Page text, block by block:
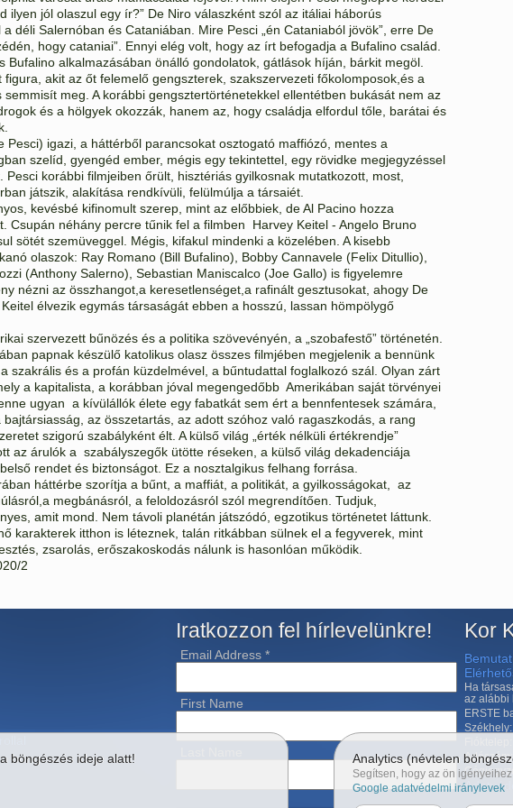
ilyen jól olaszul egy ír?” De Niro válaszként szól az itáliai háborús
déli Salernóban és Cataniában. Mire Pesci „én Cataniaból jövök”, erre De
hogy cataniai”. Ennyi elég volt, hogy az írt befogadja a Bufalino család.
Bufalino alkalmazásában önálló gondolatok, gátlások híján, bárkit megöl.
figura, akit az őt felemelő gengszterek, szakszervezeti főkolomposok,és a
semmisít meg. A korábbi gengsztertörténetekkel ellentétben bukását nem az
és a hölgyek okozzák, hanem az, hogy családja elfordul tőle, barátai és
Pesci) igazi, a háttérből parancsokat osztogató maffiózó, mentes a
szelíd, gyengéd ember, mégis egy tekintettel, egy rövidke megjegyzéssel
Pesci korábbi filmjeiben őrült, hisztériás gyilkosnak mutatkozott, most,
játszik, alakítása rendkívüli, felülmúlja a társaiét.
kevésbé kifinomult szerep, mint az előbbiek, de Al Pacino hozza
Csupán néhány percre tűnik fel a filmben Harvey Keitel - Angelo Bruno
sötét szemüveggel. Mégis, kifakul mindenki a közelében. A kisebb
olaszok: Ray Romano (Bill Bufalino), Bobby Cannavele (Felix Ditullio),
(Anthony Salerno), Sebastian Maniscalco (Joe Gallo) is figyelemre
nézni az összhangot,a keresetlenséget,a rafinált gesztusokat, ahogy De
élvezik egymás társaságát ebben a hosszú, lassan hömpölygő
szervezett bűnözés és a politika szövevényén, a „szobafestő” történetén.
papnak készülő katolikus olasz összes filmjében megjelenik a bennünk
szakrális és a profán küzdelmével, a bűntudattal foglalkozó szál. Olyan zárt
a kapitalista, a korábban jóval megengedőbb Amerikában saját törvényei
ugyan a kívülállók élete egy fabatkát sem ért a bennfentesek számára,
az összetartás, az adott szóhoz való ragaszkodás, a rang
szigorú szabályként élt. A külső világ „érték nélküli értékrendje”
az árulók a szabályszegők ütötte réseken, a külső világ dekadenciája
rendet és biztonságot. Ez a nosztalgikus felhang forrása.
háttérbe szorítja a bűnt, a maffiát, a politikát, a gyilkosságokat, az
megbánásról, a feloldozásról szól megrendítően. Tudjuk,
amit mond. Nem távoli planétán játszódó, egzotikus történetet láttunk.
karakterek itthon is léteznek, talán ritkábban sülnek el a fegyverek, mint
zsarolás, erőszakoskodás nálunk is hasonlóan működik.
2
Iratkozzon fel hírlevelünkre!
Email Address *
First Name
Kor
Ha
az alábbi
ERSTE
böngészés ideje alatt! Analytics (névtelen
Segítsen, hogy az ön
Google adatvédelmi iránylevek